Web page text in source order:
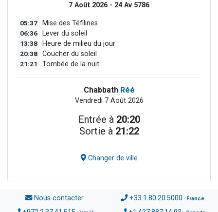
7 Août 2026 - 24 Av 5786
05:37 Mise des Téfilines
06:36 Lever du soleil
13:38 Heure de milieu du jour
20:38 Coucher du soleil
21:21 Tombée de la nuit
Chabbath Réé
Vendredi 7 Août 2026
Entrée à 20:20
Sortie à 21:22
Changer de ville
Nous contacter +33.1.80.20.5000 France